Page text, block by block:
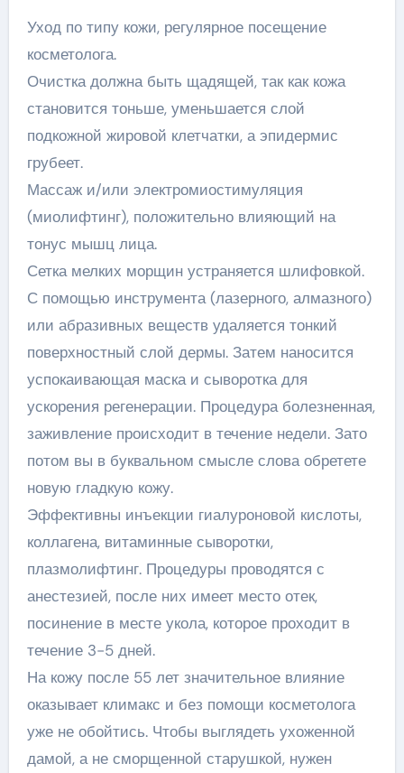
Уход по типу кожи, регулярное посещение
косметолога.
Очистка должна быть щадящей, так как кожа
становится тоньше, уменьшается слой
подкожной жировой клетчатки, а эпидермис
грубеет.
Массаж и/или электромиостимуляция
(миолифтинг), положительно влияющий на
тонус мышц лица.
Сетка мелких морщин устраняется шлифовкой.
С помощью инструмента (лазерного, алмазного)
или абразивных веществ удаляется тонкий
поверхностный слой дермы. Затем наносится
успокаивающая маска и сыворотка для
ускорения регенерации. Процедура болезненная,
заживление происходит в течение недели. Зато
потом вы в буквальном смысле слова обретете
новую гладкую кожу.
Эффективны инъекции гиалуроновой кислоты,
коллагена, витаминные сыворотки,
плазмолифтинг. Процедуры проводятся с
анестезией, после них имеет место отек,
посинение в месте укола, которое проходит в
течение 3-5 дней.
На кожу после 55 лет значительное влияние
оказывает климакс и без помощи косметолога
уже не обойтись. Чтобы выглядеть ухоженной
дамой, а не сморщенной старушкой, нужен